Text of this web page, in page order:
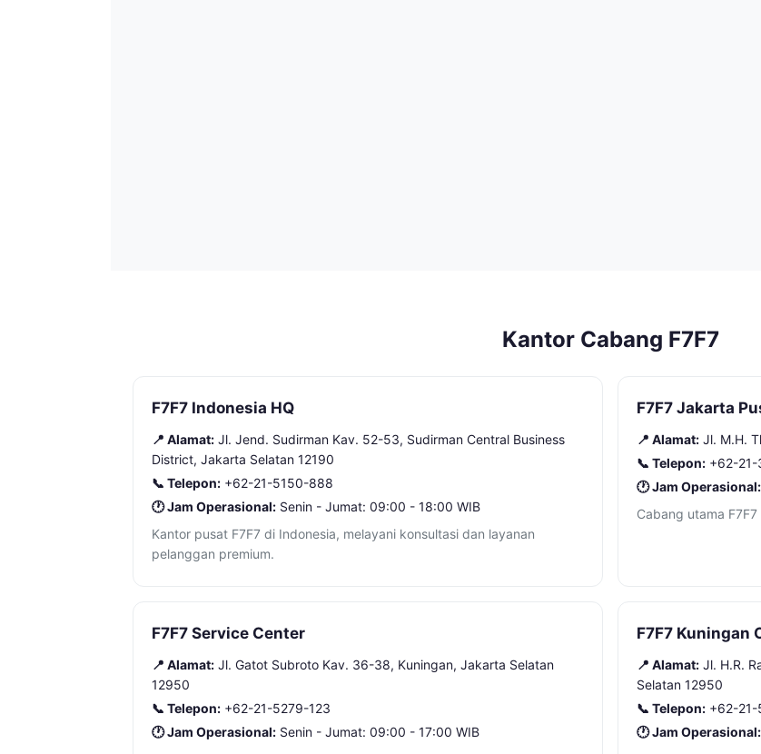
Kantor Cabang F7F7
F7F7 Indonesia HQ
📍 Alamat: Jl. Jend. Sudirman Kav. 52-53, Sudirman Central Business
District, Jakarta Selatan 12190
📞 Telepon: +62-21-5150-888
🕐 Jam Operasional: Senin - Jumat: 09:00 - 18:00 WIB
Kantor pusat F7F7 di Indonesia, melayani konsultasi dan layanan
pelanggan premium.
F7F7 Jakarta
📍 Alamat: Jl. M.H.
📞 Telepon: +62-
🕐 Jam Operasional:
Cabang utama
F7F7 Service Center
📍 Alamat: Jl. Gatot Subroto Kav. 36-38, Kuningan, Jakarta Selatan
12950
📞 Telepon: +62-21-5279-123
🕐 Jam Operasional: Senin - Jumat: 09:00 - 17:00 WIB
F7F7 Kuningan
📍 Alamat: Jl. H.R.
Selatan 12950
📞 Telepon: +62-
🕐 Jam Operasional: